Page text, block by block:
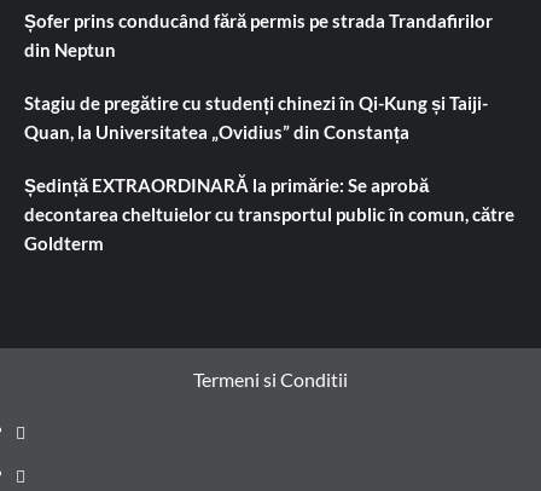
Șofer prins conducând fără permis pe strada Trandafirilor
din Neptun
Stagiu de pregătire cu studenți chinezi în Qi-Kung și Taiji-
Quan, la Universitatea „Ovidius” din Constanța
Ședință EXTRAORDINARĂ la primărie: Se aprobă
decontarea cheltuielor cu transportul public în comun, către
Goldterm
Termeni si Conditii
Prima
pagină
Știri